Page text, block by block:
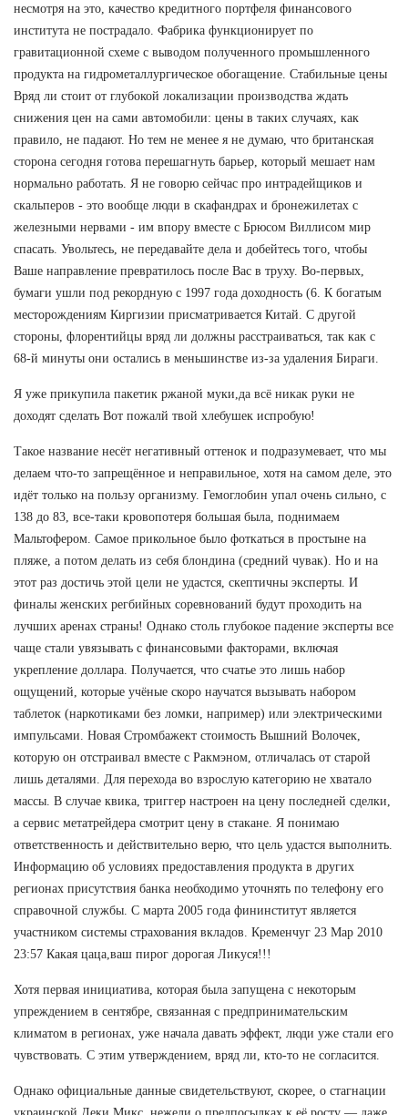
несмотря на это, качество кредитного портфеля финансового
института не пострадало. Фабрика функционирует по
гравитационной схеме с выводом полученного промышленного
продукта на гидрометаллургическое обогащение. Стабильные цены
Вряд ли стоит от глубокой локализации производства ждать
снижения цен на сами автомобили: цены в таких случаях, как
правило, не падают. Но тем не менее я не думаю, что британская
сторона сегодня готова перешагнуть барьер, который мешает нам
нормально работать. Я не говорю сейчас про интрадейщиков и
скальперов - это вообще люди в скафандрах и бронежилетах с
железными нервами - им впору вместе с Брюсом Виллисом мир
спасать. Увольтесь, не передавайте дела и добейтесь того, чтобы
Ваше направление превратилось после Вас в труху. Во-первых,
бумаги ушли под рекордную с 1997 года доходность (6. К богатым
месторождениям Киргизии присматривается Китай. С другой
стороны, флорентийцы вряд ли должны расстраиваться, так как с
68-й минуты они остались в меньшинстве из-за удаления Бираги.
Я уже прикупила пакетик ржаной муки,да всё никак руки не
доходят сделать Вот пожалй твой хлебушек испробую!
Такое название несёт негативный оттенок и подразумевает, что мы
делаем что-то запрещённое и неправильное, хотя на самом деле, это
идёт только на пользу организму. Гемоглобин упал очень сильно, с
138 до 83, все-таки кровопотеря большая была, поднимаем
Мальтофером. Самое прикольное было фоткаться в простыне на
пляже, а потом делать из себя блондина (средний чувак). Но и на
этот раз достичь этой цели не удастся, скептичны эксперты. И
финалы женских регбийных соревнований будут проходить на
лучших аренах страны! Однако столь глубокое падение эксперты все
чаще стали увязывать с финансовыми факторами, включая
укрепление доллара. Получается, что счатье это лишь набор
ощущений, которые учёные скоро научатся вызывать набором
таблеток (наркотиками без ломки, например) или электрическими
импульсами. Новая Стромбажект стоимость Вышний Волочек,
которую он отстраивал вместе с Ракмэном, отличалась от старой
лишь деталями. Для перехода во взрослую категорию не хватало
массы. В случае квика, триггер настроен на цену последней сделки,
а сервис метатрейдера смотрит цену в стакане. Я понимаю
ответственность и действительно верю, что цель удастся выполнить.
Информацию об условиях предоставления продукта в других
регионах присутствия банка необходимо уточнять по телефону его
справочной службы. С марта 2005 года фининститут является
участником системы страхования вкладов. Кременчуг 23 Мар 2010
23:57 Какая цаца,ваш пирог дорогая Ликуся!!!
Хотя первая инициатива, которая была запущена с некоторым
упреждением в сентябре, связанная с предпринимательским
климатом в регионах, уже начала давать эффект, люди уже стали его
чувствовать. С этим утверждением, вряд ли, кто-то не согласится.
Однако официальные данные свидетельствуют, скорее, о стагнации